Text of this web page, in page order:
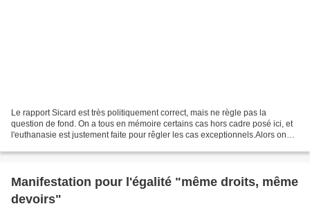
Le rapport Sicard est très politiquement correct, mais ne règle pas la
question de fond. On a tous en mémoire certains cas hors cadre posé ici, et
l'euthanasie est justement faite pour rêgler les cas exceptionnels.Alors on
Manifestation pour l'égalité "même droits, même
devoirs"